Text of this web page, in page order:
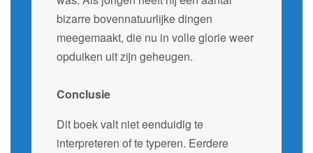
bizarre bovennatuurlijke dingen
meegemaakt, die nu in volle glorie weer
opduiken uit zijn geheugen.
Conclusie
Dit boek valt niet eenduidig te
interpreteren of te typeren. Eerdere